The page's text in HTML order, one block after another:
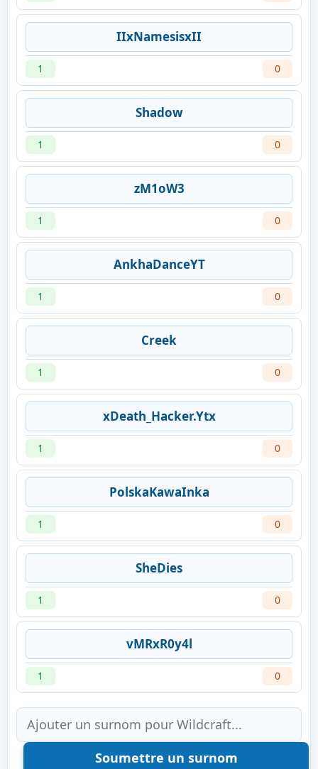
IIxNamesisxII
1 0
Shadow
1 0
zM1oW3
1 0
AnkhaDanceYT
1 0
Creek
1 0
xDeath_Hacker.Ytx
1 0
PolskaKawaInka
1 0
SheDies
1 0
vMRxR0y4l
1 0